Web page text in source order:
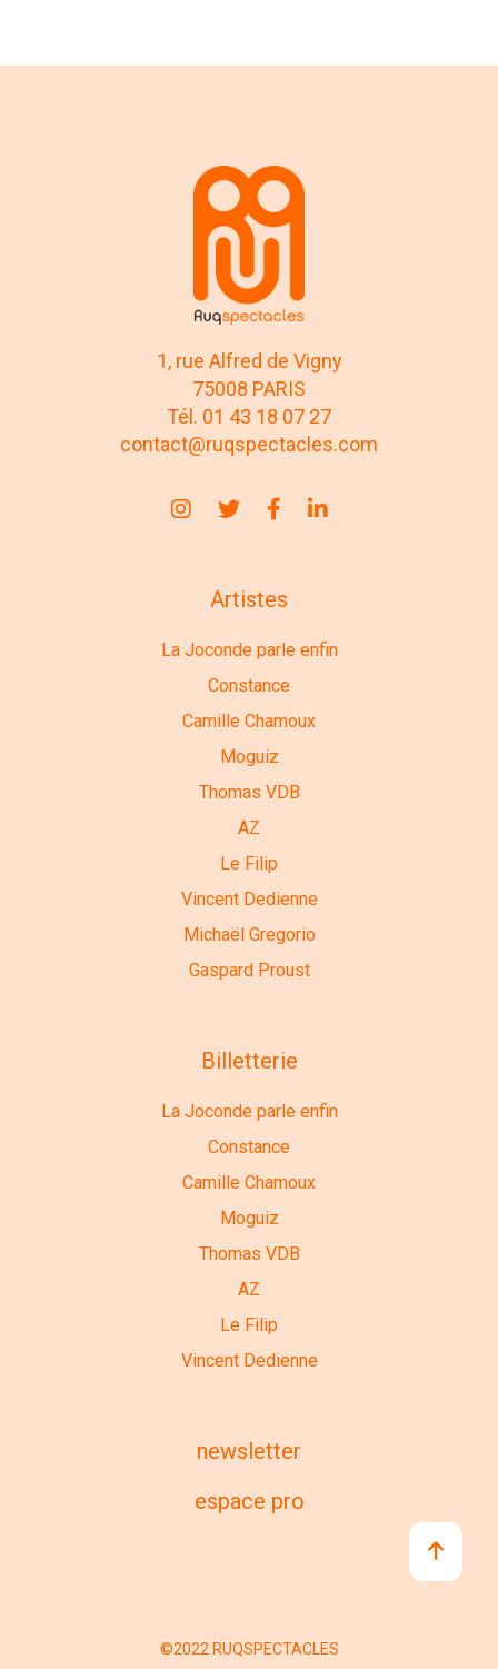
1, rue Alfred de Vigny
75008 PARIS
Tél. 01 43 18 07 27
contact@ruqspectacles.com
Artistes
La Joconde parle enfin
Constance
Camille Chamoux
Moguiz
Thomas VDB
AZ
Le Filip
Vincent Dedienne
Michaël Gregorio
Gaspard Proust
Billetterie
La Joconde parle enfin
Constance
Camille Chamoux
Moguiz
Thomas VDB
AZ
Le Filip
Vincent Dedienne
newsletter
espace pro
©2022 RUQSPECTACLES